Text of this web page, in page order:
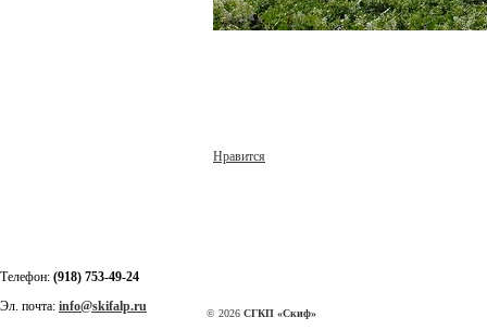
Нравится
Телефон: (918) 753-49-24
Эл. почта: info@skifalp.ru © 2026 СГКП «Скиф»